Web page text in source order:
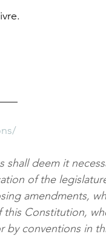
deem it
of the
amendments,
this Constitution,
by conventions in